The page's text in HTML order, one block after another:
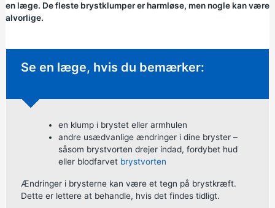
en læge. De fleste brystklumper er harmløse, men nogle kan være
alvorlige.
Ikke-presserende rådgivning:
Se en læge, hvis du bemærker:
en klump i brystet eller armhulen
andre usædvanlige ændringer i dine bryster –
såsom brystvorten drejer indad, fordybet hud
eller blodfarvet brystvorten
Ændringer i brysterne kan være et tegn på brystkræft.
Dette er lettere at behandle, hvis det findes tidligt.